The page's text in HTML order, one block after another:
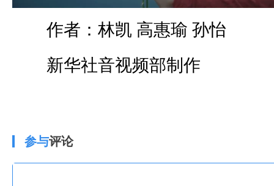
作者：林凯 高惠瑜 孙怡
新华社音视频部制作
参与评论